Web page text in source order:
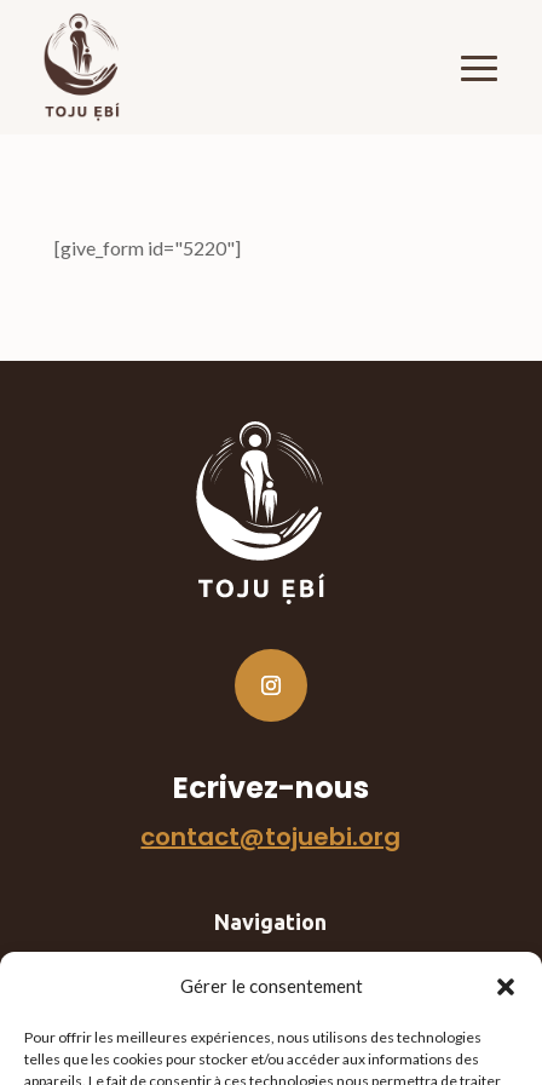
Gérer le consentement
Pour offrir les meilleures expériences, nous utilisons des technologies
telles que les cookies pour stocker et/ou accéder aux informations des
appareils. Le fait de consentir à ces technologies nous permettra de traiter
[give_form id="5220"]
Ecrivez-nous
contact@tojuebi.org
Navigation
Nos actions